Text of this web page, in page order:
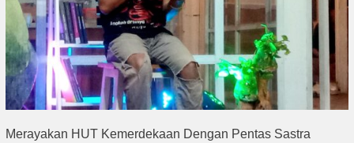
Merayakan HUT Kemerdekaan Dengan Pentas Sastra